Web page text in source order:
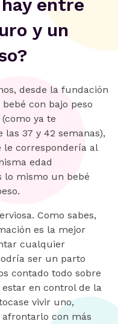
entre
y un
desde la fundación
con bajo peso
ya te
37 y 42 semanas),
le correspondería al
edad
lo mismo un bebé
Como sabes,
es la mejor
cualquier
ser un parto
contado todo sobre
en control de la
vivir uno,
con más